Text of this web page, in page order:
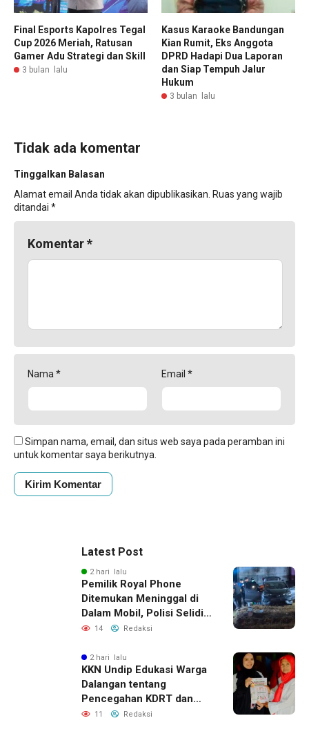
Final Esports Kapolres Tegal
Cup 2026 Meriah, Ratusan
Gamer Adu Strategi dan Skill
3 bulan lalu
Kasus Karaoke Bandungan
Kian Rumit, Eks Anggota
DPRD Hadapi Dua Laporan
dan Siap Tempuh Jalur
Hukum
3 bulan lalu
Tidak ada komentar
Tinggalkan Balasan
Alamat email Anda tidak akan dipublikasikan. Ruas yang wajib
ditandai *
Komentar*
Nama * Email *
Simpan nama, email, dan situs web saya pada peramban ini
untuk komentar saya berikutnya.
Latest Post
2 hari lalu
Pemilik Royal Phone
Ditemukan Meninggal di
Dalam Mobil, Polisi Selidiki
Dugaan Keterkaitan
14 Redaksi
2 hari lalu
KKN Undip Edukasi Warga
Dalangan tentang
Pencegahan KDRT dan
Komunikasi Keluarga
11 Redaksi